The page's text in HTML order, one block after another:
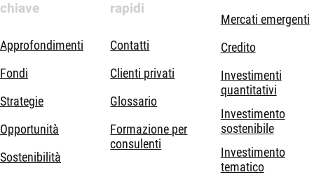
chiave
Approfondimenti
Fondi
Strategie
Opportunità
Sostenibilità
rapidi
Contatti
Clienti privati
Glossario
Formazione per
consulenti
Mercati emergenti
Credito
Investimenti
quantitativi
Investimento
sostenibile
Investimento
tematico